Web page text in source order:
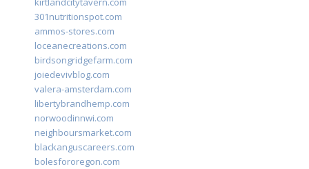
301nutritionspot.com
ammos-stores.com
loceanecreations.com
birdsongridgefarm.com
joiedevivblog.com
valera-amsterdam.com
libertybrandhemp.com
norwoodinnwi.com
neighboursmarket.com
blackanguscareers.com
bolesfororegon.com